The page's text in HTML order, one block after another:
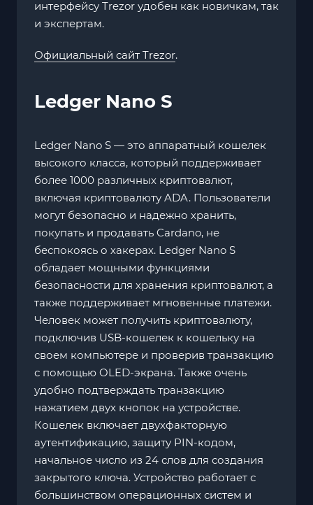
интерфейсу Trezor удобен как новичкам, так
и экспертам.
Официальный сайт Trezor.
Ledger Nano S
Ledger Nano S — это аппаратный кошелек
высокого класса, который поддерживает
более 1000 различных криптовалют,
включая криптовалюту ADA. Пользователи
могут безопасно и надежно хранить,
покупать и продавать Cardano, не
беспокоясь о хакерах. Ledger Nano S
обладает мощными функциями
безопасности для хранения криптовалют, а
также поддерживает мгновенные платежи.
Человек может получить криптовалюту,
подключив USB-кошелек к кошельку на
своем компьютере и проверив транзакцию
с помощью OLED-экрана. Также очень
удобно подтверждать транзакцию
нажатием двух кнопок на устройстве.
Кошелек включает двухфакторную
аутентификацию, защиту PIN-кодом,
начальное число из 24 слов для создания
закрытого ключа. Устройство работает с
большинством операционных систем и